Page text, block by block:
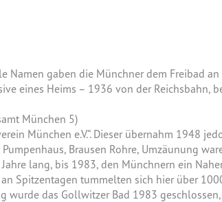
Namen gaben die Münchner dem Freibad
eines Heims – 1936 von der Reichsbahn,
München 5)
München e.V.“. Dieser übernahm 1948
Brausen Rohre, Umzäunung
lang, bis 1983, den Münchnern ein
Spitzentagen tummelten sich hier über
wurde das Gollwitzer Bad 1983